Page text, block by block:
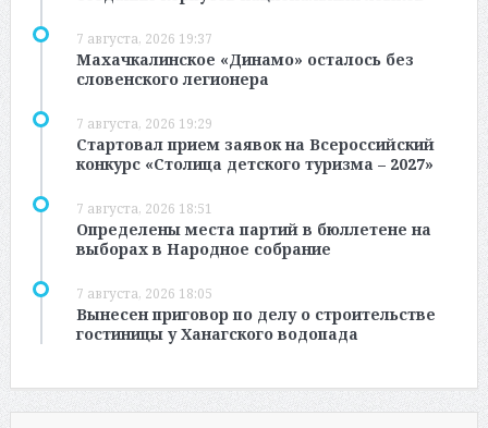
7 августа, 2026 19:37
Махачкалинское «Динамо» осталось без
словенского легионера
7 августа, 2026 19:29
Стартовал прием заявок на Всероссийский
конкурс «Столица детского туризма – 2027»
7 августа, 2026 18:51
Определены места партий в бюллетене на
выборах в Народное собрание
7 августа, 2026 18:05
Вынесен приговор по делу о строительстве
гостиницы у Ханагского водопада